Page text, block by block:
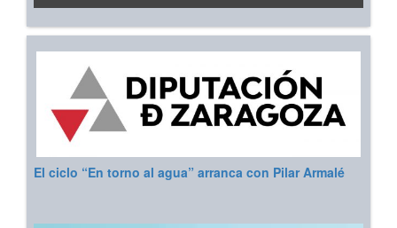
El ciclo “En torno al agua” arranca con Pilar Armalé